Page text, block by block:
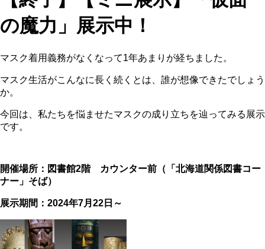
の魔力」展示中！
マスク着用義務がなくなって1年あまりが経ちました。
マスク生活がこんなに長く続くとは、誰が想像できたでしょう
か。
今回は、私たちを悩ませたマスクの成り立ちを辿ってみる展示
です。
開催場所：図書館2階 カウンター前（「北海道関係図書コー
ナー」そば）
展示期間： 2024年7月22日～